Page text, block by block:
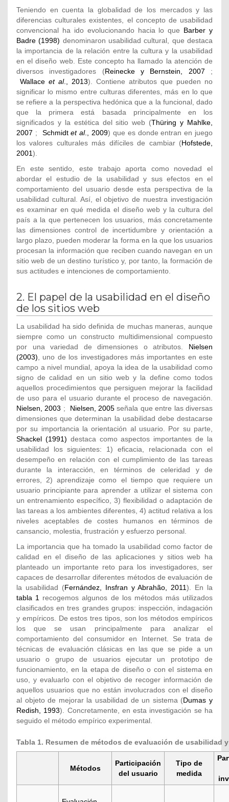
Teniendo en cuenta la globalidad de los mercados y las
diferencias culturales existentes, el concepto de usabilidad
convencional ha ido evolucionando hacia lo que Barber y
Badre (1998) denominaron usabilidad cultural, que destaca
la importancia de la relación entre la cultura y la usabilidad
en el diseño web. Este concepto ha llamado la atención de
diversos investigadores (Reinecke y Bernstein, 2007 ;
Wallace et al., 2013). Contiene atributos que pueden no
significar lo mismo entre culturas diferentes, más en lo que
se refiere a la perspectiva hedónica que a la funcional, dado
que la primera está basada principalmente en los
significados y la estética del sitio web (Thüring y Mahlke,
2007 ; Schmidtet al., 2009) que es donde entran en juego
los valores culturales más difíciles de cambiar (Hofstede,
2001).
En este sentido, este trabajo aporta como novedad el
abordar el estudio de la usabilidad y sus efectos en el
comportamiento del usuario desde esta perspectiva de la
usabilidad cultural. Así, el objetivo de nuestra investigación
es examinar en qué medida el diseño web y la cultura del
país a la que pertenecen los usuarios, más concretamente
las dimensiones control de incertidumbre y orientación a
largo plazo, pueden moderar la forma en la que los usuarios
procesan la información que reciben cuando navegan en un
sitio web de un destino turístico y, por tanto, la formación de
sus actitudes e intenciones de comportamiento.
2. El papel de la usabilidad en el diseño
de los sitios web
La usabilidad ha sido definida de muchas maneras, aunque
siempre como un constructo multidimensional compuesto
por una variedad de dimensiones o atributos. Nielsen
(2003), uno de los investigadores más importantes en este
campo a nivel mundial, apoya la idea de la usabilidad como
signo de calidad en un sitio web y la define como todos
aquellos procedimientos que persiguen mejorar la facilidad
de uso para el usuario durante el proceso de navegación.
Nielsen, 2003 ; Nielsen, 2005 señala que entre las diversas
dimensiones que determinan la usabilidad debe destacarse
por su importancia la orientación al usuario. Por su parte,
Shackel (1991) destaca como aspectos importantes de la
usabilidad los siguientes: 1) eficacia, relacionada con el
desempeño en relación con el cumplimiento de las tareas
durante la interacción, en términos de celeridad y de
errores, 2) aprendizaje como el tiempo que requiere un
usuario principiante para aprender a utilizar el sistema con
un entrenamiento específico, 3) flexibilidad o adaptación de
las tareas a los ambientes diferentes, 4) actitud relativa a los
niveles aceptables de costes humanos en términos de
cansancio, molestia, frustración y esfuerzo personal.
La importancia que ha tomado la usabilidad como factor de
calidad en el diseño de las aplicaciones y sitios web ha
planteado un importante reto para los investigadores, ser
capaces de desarrollar diferentes métodos de evaluación de
la usabilidad (Fernández, Insfran y Abrahão, 2011). En la
tabla 1 recogemos algunos de los métodos más utilizados
clasificados en tres grandes grupos: inspección, indagación
y empíricos. De estos tres tipos, son los métodos empíricos
los que se usan principalmente para analizar el
comportamiento del consumidor en Internet. Se trata de
técnicas de evaluación clásicas en las que se pide a un
usuario o grupo de usuarios ejecutar un prototipo de
funcionamiento, en la etapa de diseño o con el sistema en
uso, y evaluarlo con el objetivo de recoger información de
aquellos usuarios que no están involucrados con el diseño
al objeto de mejorar la usabilidad de un sistema (Dumas y
Redish, 1993). Concretamente, en esta investigación se ha
seguido el método empírico experimental.
Tabla 1. Resumen de métodos de evaluación de usabilidad
Métodos
Participación
del usuario
Tipo de
medida